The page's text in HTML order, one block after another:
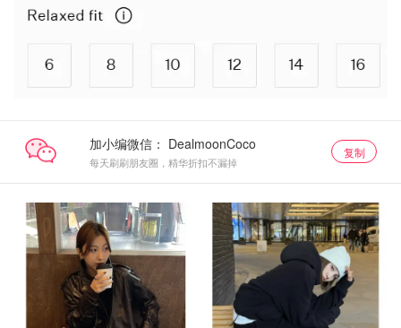
加小编微信：
每天刷刷朋友圈，精华折扣不漏掉
复制